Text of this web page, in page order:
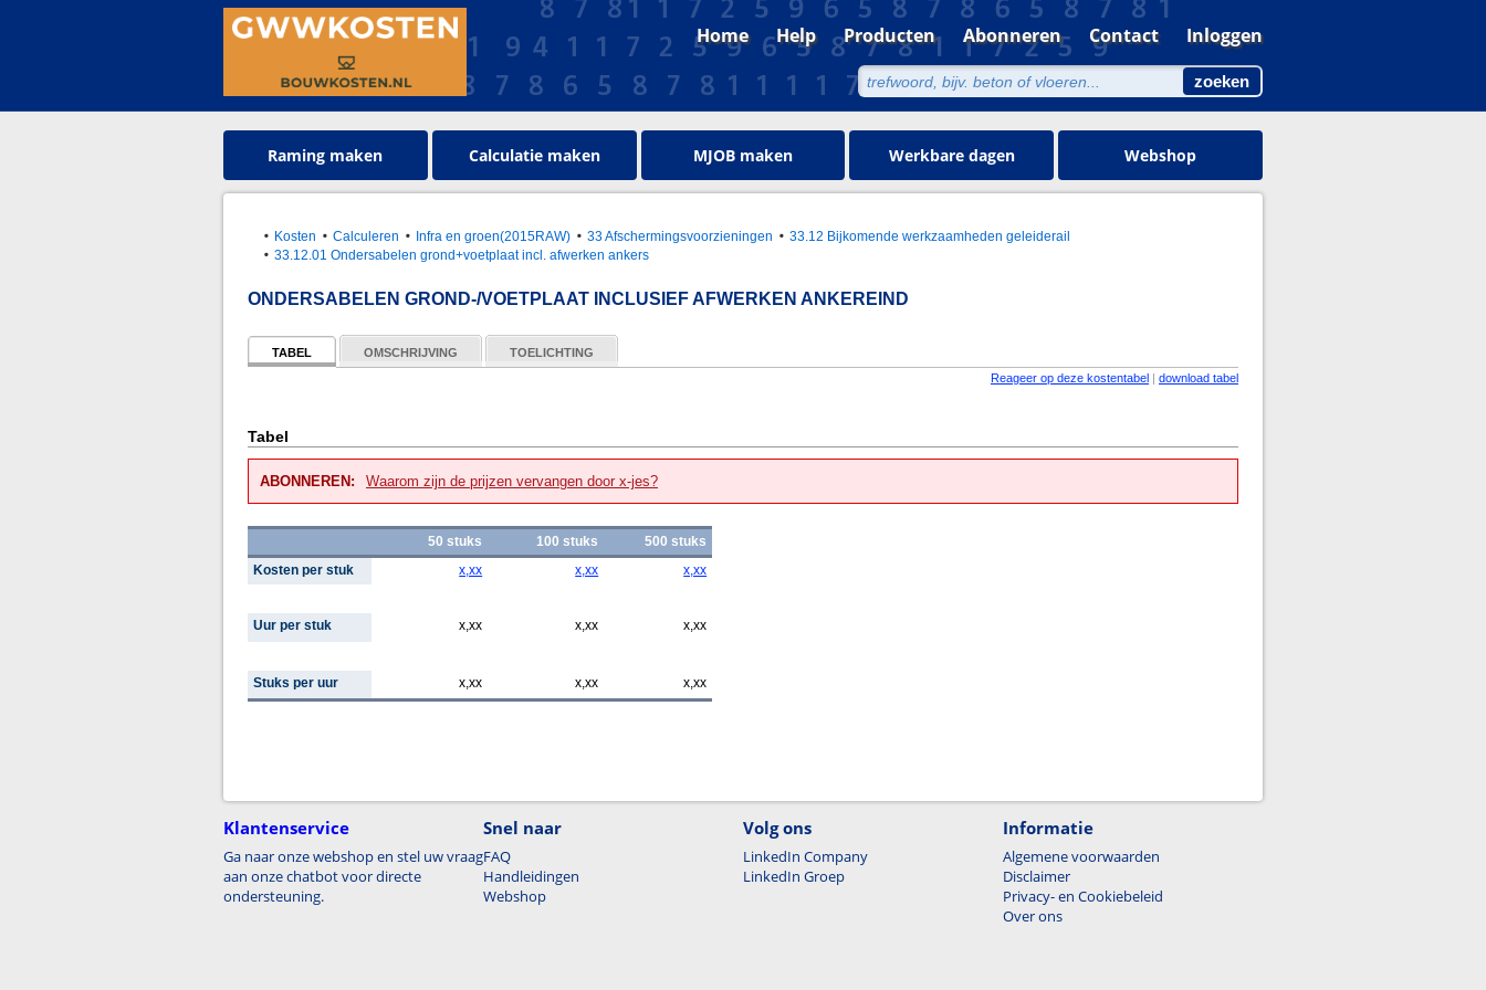
Home Help Producten Abonneren Contact Inloggen
Raming maken Calculatie maken MJOB maken Werkbare dagen Webshop
Kosten Calculeren Infra en groen(2015RAW) 33 Afschermingsvoorzieningen
33.12 Bijkomende werkzaamheden geleiderail
33.12.01 Ondersabelen grond+voetplaat incl. afwerken ankers
ONDERSABELEN GROND-/VOETPLAAT INCLUSIEF AFWERKEN ANKEREIND
TABEL OMSCHRIJVING
TOELICHTING
Reageer op deze kostentabel | download tabel
Tabel
ABONNEREN: Waarom zijn de prijzen vervangen door x-jes?
50 stuks 100 stuks
500 stuks
Kosten per stuk
x,xx x,xx x,xx
Uur per stuk x,xx x,xx x,xx
Stuks per uur x,xx x,xx x,xx
Klantenservice
Ga naar onze webshop en stel uw vraag
aan onze chatbot voor directe
ondersteuning.
Snel naar
FAQ
Handleidingen
Webshop
Volg ons
LinkedIn Company
LinkedIn Groep
Informatie
Algemene voorwaarden
Disclaimer
Privacy- en Cookiebeleid
Over ons